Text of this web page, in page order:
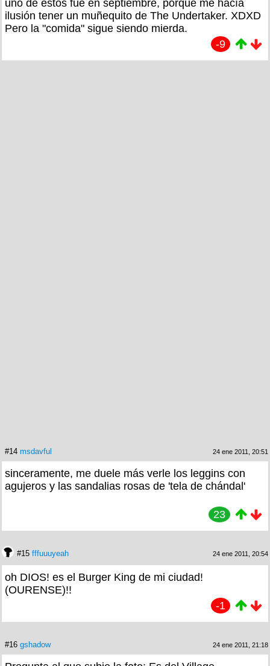
uno de estos fue en septiembre, porque me hacía
ilusión tener un muñequito de The Undertaker. XDXD
Pero la "comida" sigue siendo mierda.
-9
#14 msdavful 24 ene 2011, 20:51
sinceramente, me duele más verle los leggins con
agujeros y las sandalias rosas de 'tela de chándal'
23
#15 fffuuuyeah 24 ene 2011, 20:54
oh DIOS! es el Burger King de mi ciudad!
(OURENSE)!!
-1
#16 gshadow 24 ene 2011, 21:18